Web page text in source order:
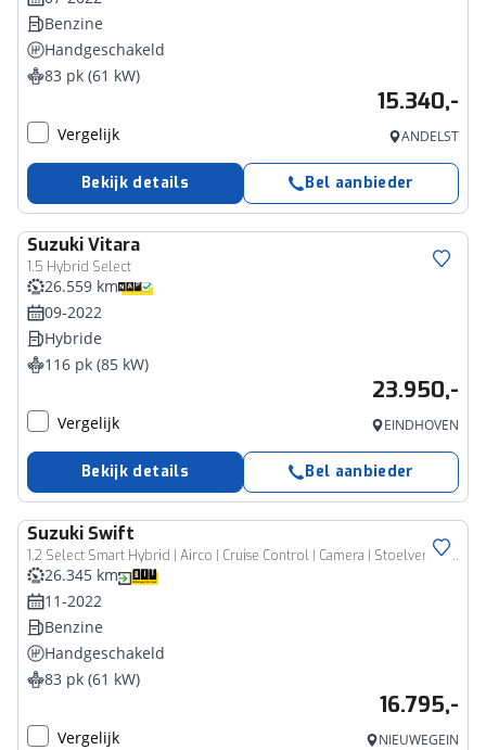
Benzine
Handgeschakeld
83 pk (61 kW)
15.340,-
Vergelijk ANDELST
Bekijk details Bel aanbieder
SuzukiVitara
1.5 Hybrid Select
26.559 km
09-2022
Hybride
116 pk (85 kW)
23.950,-
Vergelijk EINDHOVEN
Bekijk details Bel aanbieder
Suzuki Swift
1.2 Select Smart Hybrid | Airco | Cruise Control | Camera | Stoelverwarming | Apple Carplay/ Android Auto |
26.345 km
11-2022
Benzine
Handgeschakeld
83 pk (61 kW)
16.795,-
Vergelijk NIEUWEGEIN